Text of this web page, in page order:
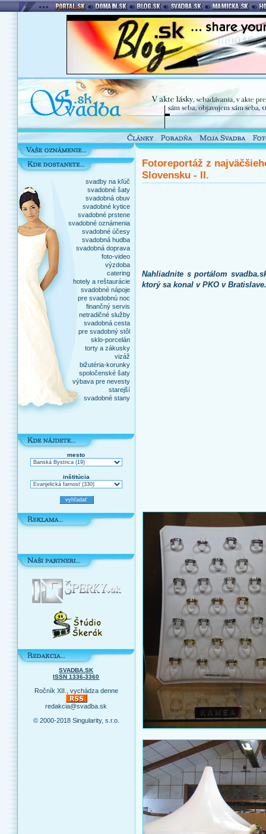
svadby na kľúč
svadobné šaty
svadobná obuv
svadobné kytice
svadobné prstene
svadobné oznámenia
svadobné účesy
svadobná hudba
svadobná doprava
foto-video
výzdoba
catering
hotely a reštaurácie
svadobné nápoje
pre svadobnú noc
finančný servis
netradičné služby
svadobná cesta
pre svadobný stôl
sklo-porcelán
torty a zákusky
vizáž
bižutéria-korunky
spoločenské šaty
výbava pre nevesty
starejší
svadobné stany
mesto
inštitúcia
SVADBA.SK
ISSN 1336-3360
Ročník XII., vychádza denne
redakcia@svadba.sk
© 2000-2018 Singularity, s.r.o.
Fotoreportáž z
Slovensku - II.
Nahliadnite s portálom
ktorý sa konal v PKO v